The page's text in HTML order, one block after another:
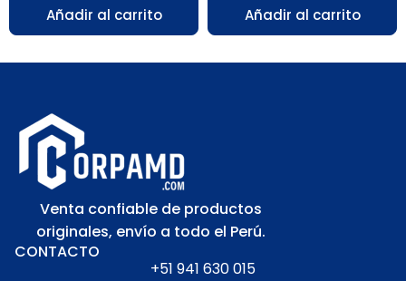
Añadir al carrito Añadir al carrito
Venta confiable de productos
originales, envío a todo el Perú.
CONTACTO
+51 941 630 015